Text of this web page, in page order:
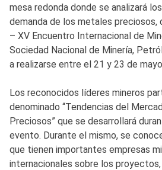
mesa redonda donde se analizará
demanda de los metales preciosos,
– XV Encuentro Internacional de
Sociedad Nacional de Minería,
a realizarse entre el 21 y 23 de
Los reconocidos líderes mineros
denominado “Tendencias del
Preciosos” que se desarrollará
evento. Durante el mismo, se
que tienen importantes empresas
internacionales sobre los